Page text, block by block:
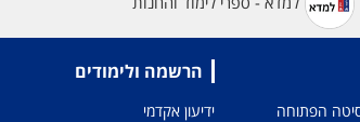
הפתוחה
הרשמה ולימודים
ידיעון אקדמי